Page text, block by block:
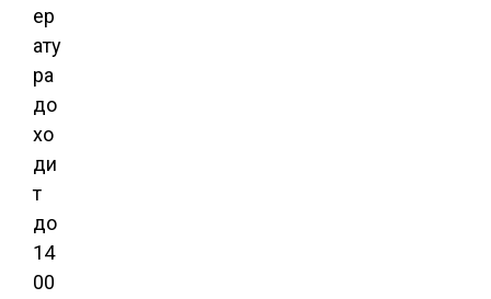
ер
ату
ра
до
хо
ди
т
до
14
00